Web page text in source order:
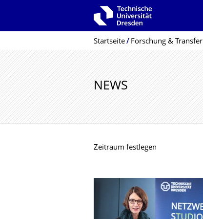
Zur Hauptnavigation springen
Breadcrumb-Menü
Startseite Forschung & Transfer
NEWS
Zeitraum festlegen